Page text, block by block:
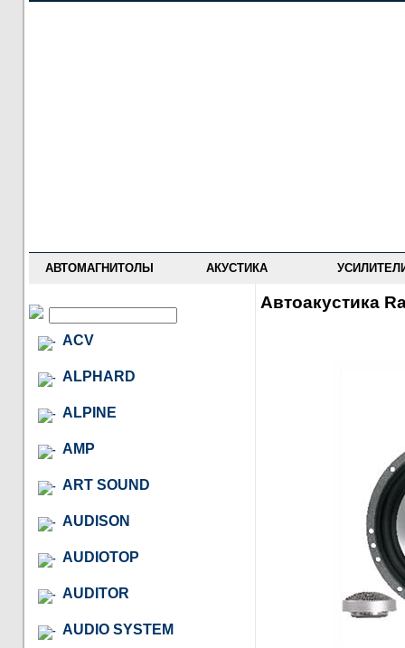
АВТОМАГНИТОЛЫ АКУСТИКА
ACV
ALPHARD
ALPINE
AMP
ART SOUND
AUDISON
AUDIOTOP
AUDITOR
AUDIO SYSTEM
Автоакустика